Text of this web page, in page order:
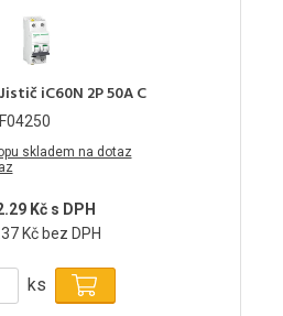
iC60N 2P 50A C
skladem na dotaz
Kč s DPH
Kč bez DPH
ks